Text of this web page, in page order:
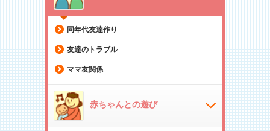
同年代友達作り
友達のトラブル
ママ友関係
赤ちゃんとの遊び